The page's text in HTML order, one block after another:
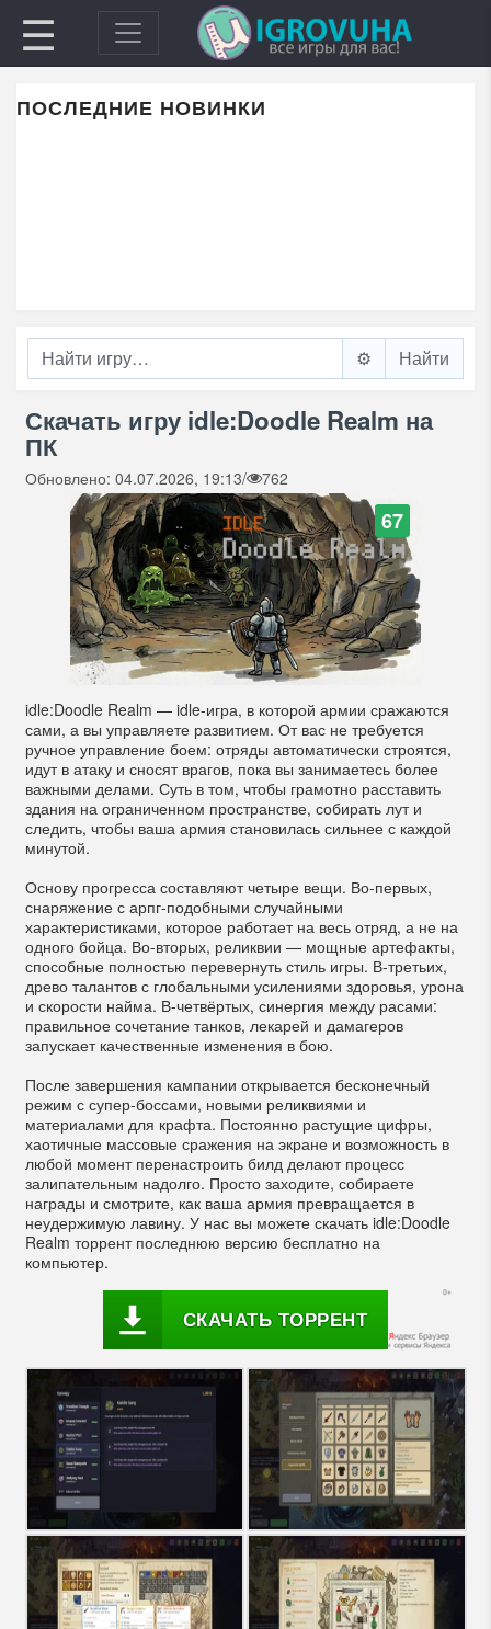
☰
ПОСЛЕДНИЕ НОВИНКИ
⚙️
Скачать игру idle:Doodle Realm на
ПК
Обновлено: 04.07.2026, 19:13/ 762
67
idle:Doodle Realm — idle-игра, в которой армии сражаются
сами, а вы управляете развитием. От вас не требуется
ручное управление боем: отряды автоматически строятся,
идут в атаку и сносят врагов, пока вы занимаетесь более
важными делами. Суть в том, чтобы грамотно расставить
здания на ограниченном пространстве, собирать лут и
следить, чтобы ваша армия становилась сильнее с каждой
минутой.
Основу прогресса составляют четыре вещи. Во-первых,
снаряжение с арпг-подобными случайными
характеристиками, которое работает на весь отряд, а не на
одного бойца. Во-вторых, реликвии — мощные артефакты,
способные полностью перевернуть стиль игры. В-третьих,
древо талантов с глобальными усилениями здоровья, урона
и скорости найма. В-четвёртых, синергия между расами:
правильное сочетание танков, лекарей и дамагеров
запускает качественные изменения в бою.
После завершения кампании открывается бесконечный
режим с супер-боссами, новыми реликвиями и
материалами для крафта. Постоянно растущие цифры,
хаотичные массовые сражения на экране и возможность в
любой момент перенастроить билд делают процесс
залипательным надолго. Просто заходите, собираете
награды и смотрите, как ваша армия превращается в
неудержимую лавину. У нас вы можете скачать idle:Doodle
Realm торрент последнюю версию бесплатно на
компьютер.
СКАЧАТЬ ТОРРЕНТ